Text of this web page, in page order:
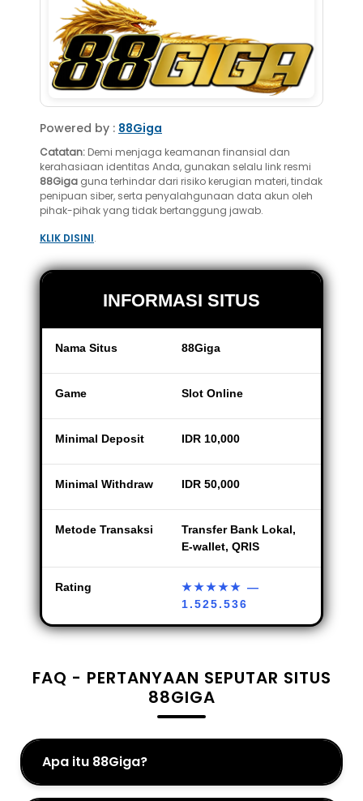
Powered by : 88Giga
Catatan: Demi menjaga keamanan finansial dan
kerahasiaan identitas Anda, gunakan selalu link resmi
88Giga guna terhindar dari risiko kerugian materi, tindak
penipuan siber, serta penyalahgunaan data akun oleh
pihak-pihak yang tidak bertanggung jawab.
KLIK DISINI.
INFORMASI SITUS
Nama Situs 88Giga
Game Slot Online
Minimal Deposit IDR 10,000
Minimal Withdraw IDR 50,000
Metode Transaksi
Transfer Bank Lokal,
E-wallet, QRIS
Rating ★★★★★ —
1.525.536
FAQ - PERTANYAAN SEPUTAR SITUS
88GIGA
Apa itu 88Giga?